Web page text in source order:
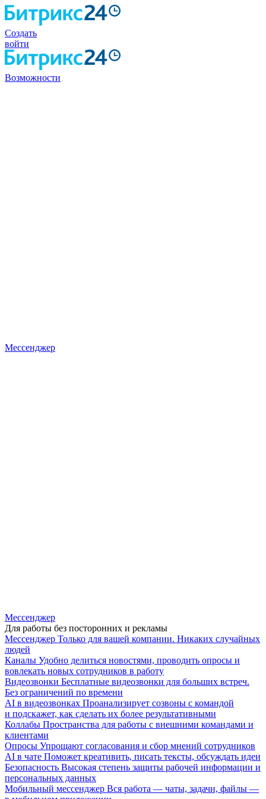
Создать
войти
Возможности
Мессенджер
Мессенджер
Для работы без посторонних и рекламы
Мессенджер Только для вашей компании. Никаких случайных
людей
Каналы Удобно делиться новостями, проводить опросы и
вовлекать новых сотрудников в работу
Видеозвонки Бесплатные видеозвонки для больших встреч.
Без ограничений по времени
AI в видеозвонках Проанализирует созвоны с командой
и подскажет, как сделать их более результативными
Коллабы Пространства для работы с внешними командами и
клиентами
Опросы Упрощают согласования и сбор мнений сотрудников
AI в чате Поможет креативить, писать тексты, обсуждать идеи
Безопасность Высокая степень защиты рабочей информации и
персональных данных
Мобильный мессенджер Вся работа — чаты, задачи, файлы —